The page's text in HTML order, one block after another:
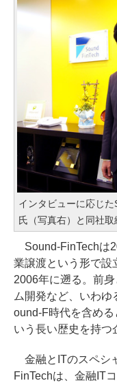
インタビューに応じ
氏（写真右）と同社取
Sound-FinTechは
業譲渡という形で設
2006年に遡る。前
ム開発など、いわ
ound-F時代を含め
いう長い歴史を持つ
金融とITのスペシ
FinTechは、金融IT